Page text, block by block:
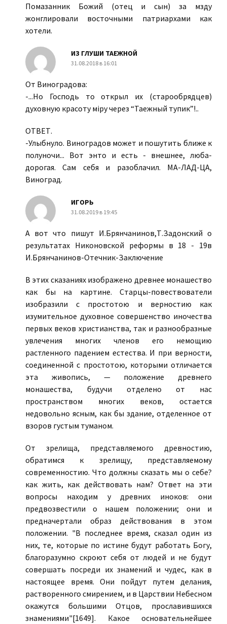
Помазанник Божий (отец и сын) за мзду
жонглировали восточными патриархами как
хотели.
ИЗ ГЛУШИ ТАЕЖНОЙ
31.08.2018 в 16:01
От Виноградова:
-...Но Господь то открыл их (старообрядцев)
духовную красоту мiру через “Таежный тупик”!..
ОТВЕТ.
-Улыбнуло. Виноградов может и пошутить ближе к
полуночи... Вот энто и есть - внешнее, люба-
дорогая. Сам себя и разоблачил. МА-ЛАД-ЦА,
Виноград.
ИГОРЬ
31.08.2019 в 19:45
А вот что пишут И.Брянчанинов,Т.Задонский о
результатах Никоновской реформы в 18 - 19в
И.Брянчанинов-Отечник-Заключение
В этих сказаниях изображено древнее монашество
как бы на картине. Старцы-повествователи
изобразили с простотою и верностию как
изумительное духовное совершенство иночества
первых веков христианства, так и разнообразные
увлечения многих членов его немощию
растленного падением естества. И при верности,
соединенной с простотою, которыми отличается
эта живопись, — положение древнего
монашества, будучи отделено от нас
пространством многих веков, остается
недовольно ясным, как бы здание, отделенное от
взоров густым туманом.
От зрелища, представляемого древностию,
обратимся к зрелищу, представляемому
современностию. Что должны сказать мы о себе?
как жить, как действовать нам? Ответ на эти
вопросы находим у древних иноков: они
предвозвестили о нашем положении; они и
предначертали образ действования в этом
положении. "В последнее время, сказал один из
них, те, которые по истине будут работать Богу,
благоразумно скроют себя от людей и не будут
совершать посреди их знамений и чудес, как в
настоящее время. Они пойдут путем делания,
растворенного смирением, и в Царствии Небесном
окажутся большими Отцов, прославившихся
знамениями"[1649]. Какое основательнейшее